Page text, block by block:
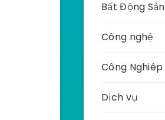
Bất Động Sản
Công nghệ
Công Nghiêp
Dịch vụ